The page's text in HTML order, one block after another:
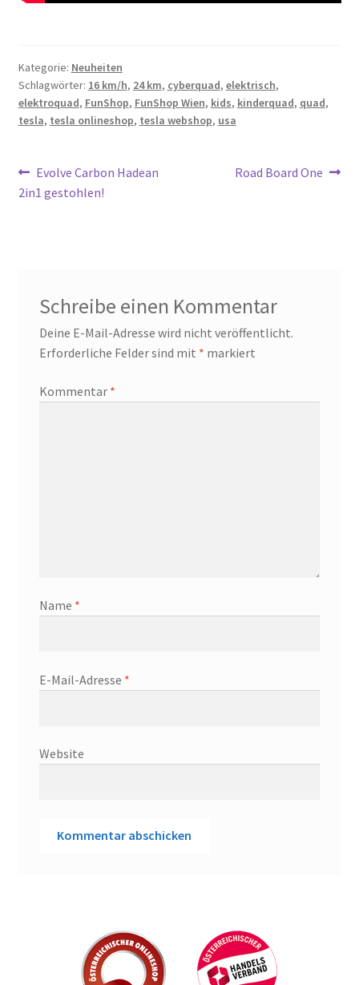
Kategorie: Neuheiten
Schlagwörter: 16 km/h, 24 km, cyberquad, elektrisch,
elektroquad, FunShop, FunShop Wien, kids, kinderquad, quad,
tesla, tesla onlineshop, tesla webshop, usa
Beitragsnavigation
Vorheriger
Beitrag:
Evolve Carbon Hadean
2in1 gestohlen!
Nächster
Road Board One
Schreibe einen Kommentar
Deine E-Mail-Adresse wird nicht veröffentlicht.
Erforderliche Felder sind mit * markiert
Kommentar *
Name *
E-Mail-Adresse *
Website